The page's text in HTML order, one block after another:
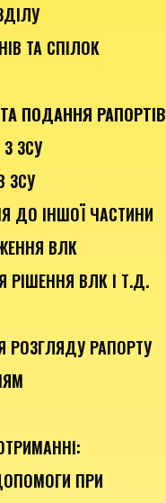
ТА СПІЛОК
ПОДАННЯ РАПОРТІВ
ЗСУ
ЗСУ
ДО ІНШОЇ ЧАСТИНИ
ВЛК
ВЛК І Т.Д.
РОЗГЛЯДУ РАПОРТУ
ПРИ